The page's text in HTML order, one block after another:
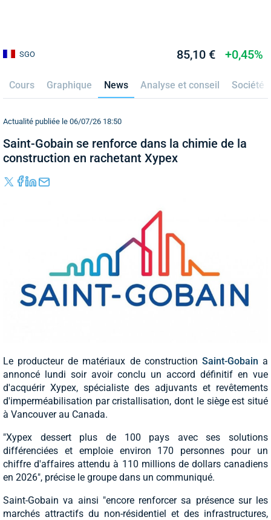
SGO 85,10 € +0,45%
Cours Graphique News Analyse et conseil Société
Actualité publiée le 06/07/26 18:50
Saint-Gobain se renforce dans la chimie de la
construction en rachetant Xypex
Le producteur de matériaux de construction Saint-Gobain a
annoncé lundi soir avoir conclu un accord définitif en vue
d'acquérir Xypex, spécialiste des adjuvants et revêtements
d'imperméabilisation par cristallisation, dont le siège est situé
à Vancouver au Canada.
"Xypex dessert plus de 100 pays avec ses solutions
différenciées et emploie environ 170 personnes pour un
chiffre d'affaires attendu à 110 millions de dollars canadiens
en 2026", précise le groupe dans un communiqué.
Saint-Gobain va ainsi "encore renforcer sa présence sur les
marchés attractifs du non-résidentiel et des infrastructures,